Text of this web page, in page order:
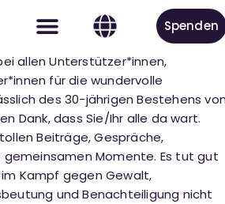
Spenden
e. V. – Was eine Sause
allen Unterstützer*innen,
für die wundervolle
des 30-jährigen Bestehens
Dank, dass Sie/Ihr alle da wart.
Beiträge, Gespräche,
gemeinsamen Momente. Es tut gut
Kampf gegen Gewalt,
und Benachteiligung nicht